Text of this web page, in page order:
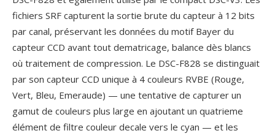
fichiers SRF capturent la sortie brute du capteur à 12 bits
par canal, préservant les données du motif Bayer du
capteur CCD avant tout dematricage, balance dès blancs
où traitement de compression. Le DSC-F828 se distinguait
par son capteur CCD unique à 4 couleurs RVBE (Rouge,
Vert, Bleu, Emeraude) — une tentative de capturer un
gamut de couleurs plus large en ajoutant un quatrieme
élément de filtre couleur decale vers le cyan — et les